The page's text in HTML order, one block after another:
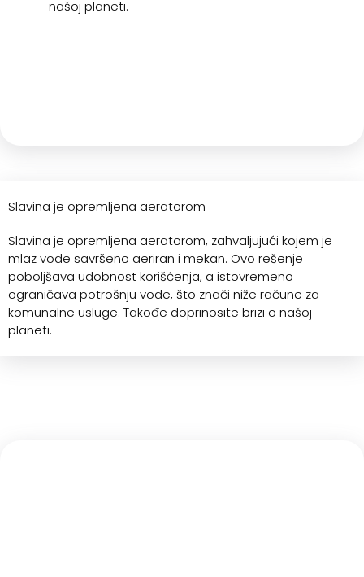
našoj planeti.
Slavina je opremljena aeratorom
Slavina je opremljena aeratorom, zahvaljujući kojem je
mlaz vode savršeno aeriran i mekan. Ovo rešenje
poboljšava udobnost korišćenja, a istovremeno
ograničava potrošnju vode, što znači niže račune za
komunalne usluge. Takođe doprinosite brizi o našoj
planeti.